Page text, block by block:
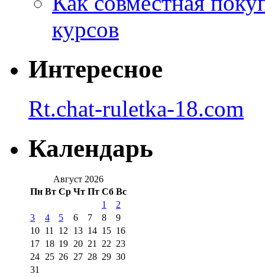
курсов
Интересное
Rt.chat-ruletka-18.com
Календарь
Август 2026
Пн Вт Ср Чт Пт Сб Вс
1
2
3
4 5 6 7 8
9
10 11 12 13 14 15 16
17 18 19 20 21 22 23
24 25 26 27 28 29 30
31